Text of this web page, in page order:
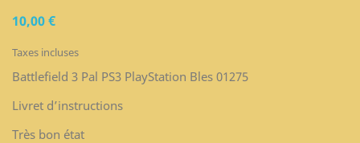
10,00 €
Taxes incluses
Battlefield 3 Pal PS3 PlayStation Bles 01275
Livret d’instructions
Très bon état